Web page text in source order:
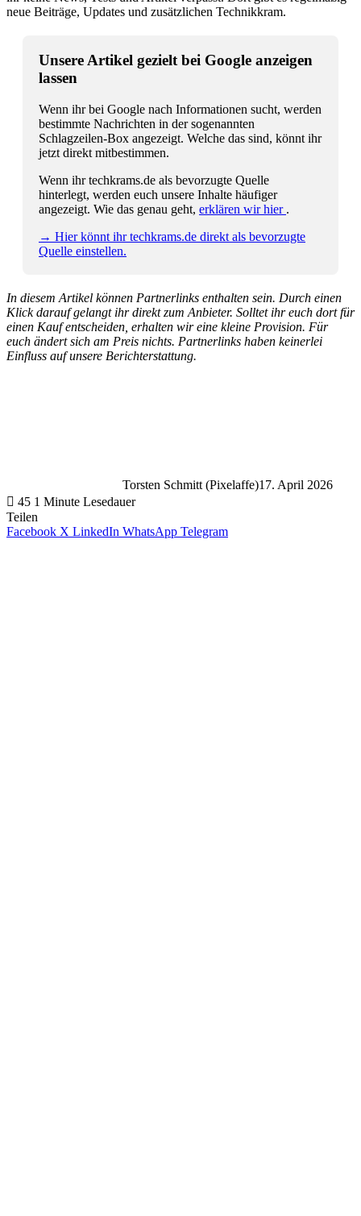
neue Beiträge, Updates und zusätzlichen Technikkram.
Unsere Artikel gezielt bei Google anzeigen
lassen
Wenn ihr bei Google nach Informationen sucht, werden
bestimmte Nachrichten in der sogenannten
Schlagzeilen-Box angezeigt. Welche das sind, könnt ihr
jetzt direkt mitbestimmen.
Wenn ihr techkrams.de als bevorzugte Quelle
hinterlegt, werden euch unsere Inhalte häufiger
angezeigt. Wie das genau geht, erklären wir hier .
→ Hier könnt ihr techkrams.de direkt als bevorzugte
Quelle einstellen.
In diesem Artikel können Partnerlinks enthalten sein. Durch einen
Klick darauf gelangt ihr direkt zum Anbieter. Solltet ihr euch dort für
einen Kauf entscheiden, erhalten wir eine kleine Provision. Für
euch ändert sich am Preis nichts. Partnerlinks haben keinerlei
Einfluss auf unsere Berichterstattung.
Torsten Schmitt (Pixelaffe)17. April 2026
45 1 Minute Lesedauer
Teilen
Facebook X LinkedIn WhatsApp Telegram